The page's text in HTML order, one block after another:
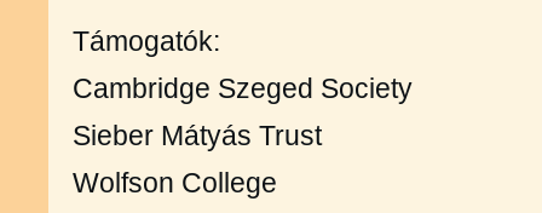
Támogatók:
Cambridge Szeged Society
Sieber Mátyás Trust
Wolfson College